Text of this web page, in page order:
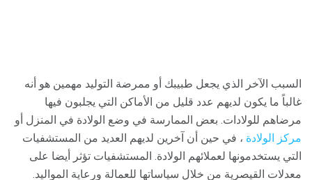
السبب الآخر الذي يجعل طبيبك أو ممرضة التوليد مهمين هو أنه
غالباً ما يكون لديهم عدد قليل من الأماكن التي يجلبون فيها
مرضاهم للولادات. بعض الممارسة في وضع الولادة في المنزل أو
مركز الولادة ، في حين أن آخرين لديهم العديد من المستشفيات
التي يستخدمونها لعملائهم الولادة. المستشفيات تؤثر أيضا على
معدلات القيصرية من خلال سياساتها للعمالة ورعاية المواليد.